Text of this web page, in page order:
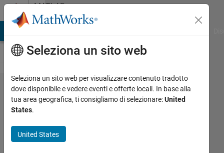
Vai al contenutoMATLAB
Answers
How
to
the
Seleziona un sito web
Seleziona un sito web per visualizzare contenuto tradotto
dove disponibile e vedere eventi e offerte locali. In base alla
tua area geografica, ti consigliamo di selezionare:United
States.
United States